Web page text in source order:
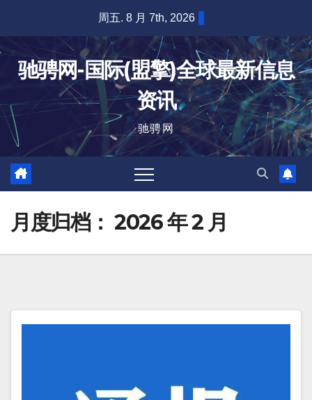
内
周五. 8 月 7th, 2026
驰骋网-国际(盟擎)全球最新信息
资讯
驰骋网
月度归档： 2026 年 2 月